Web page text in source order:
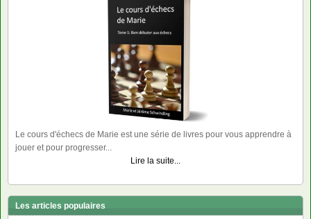
Le cours d'échecs de Marie est une série de livres pour vous apprendre à
jouer et pour progresser...
Lire la suite...
Les articles populaires